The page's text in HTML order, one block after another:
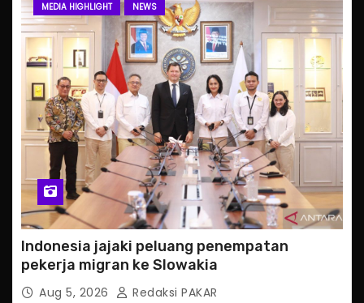
MEDIA HIGHLIGHT NEWS
Indonesia jajaki peluang penempatan
pekerja migran ke Slowakia
Aug 5, 2026 Redaksi PAKAR